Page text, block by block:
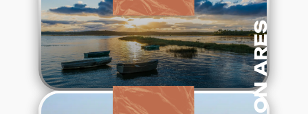
ARES
Lees verder